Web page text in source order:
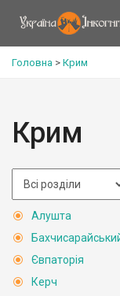
Головна > Крим
Крим
Алушта
Євпаторія
Керч